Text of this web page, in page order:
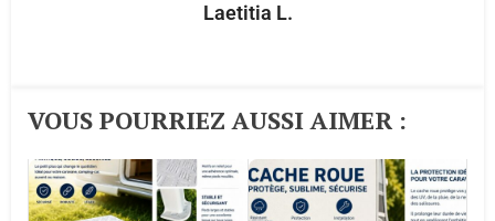
Laetitia L.
VOUS POURRIEZ AUSSI AIMER :​